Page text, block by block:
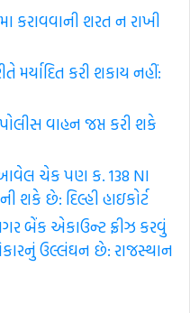
કરાવવાની શરત ન રાખી
મર્યાદિત કરી શકાય નહીં:
વાહન જપ્ત કરી શકે
આવેલ ચેક પણ ક. 138 NI
શકે છે: દિલ્હી હાઇકોર્ટ
બેંક એકાઉન્ટ ફ્રીઝ કરવું
ઉલ્લંઘન છે: રાજસ્થાન